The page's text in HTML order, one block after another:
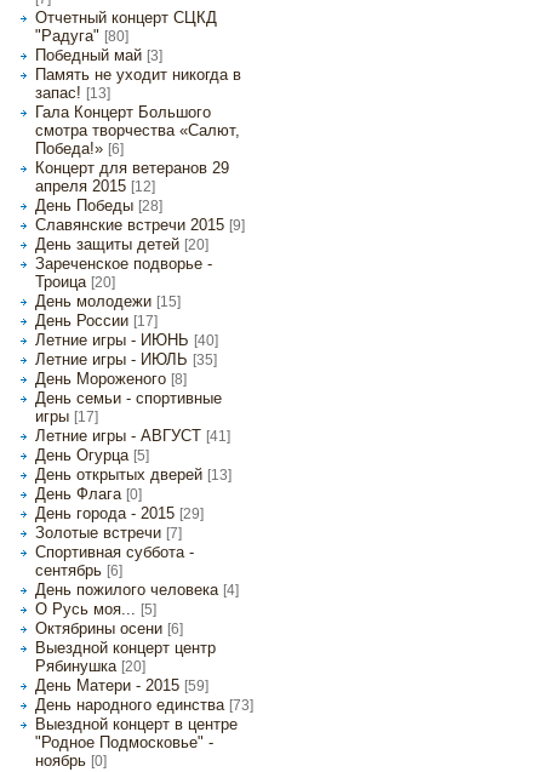
Отчетный концерт СЦКД
"Радуга" [80]
Победный май [3]
Память не уходит никогда в
запас! [13]
Гала Концерт Большого
смотра творчества «Салют,
Победа!» [6]
Концерт для ветеранов 29
апреля 2015 [12]
День Победы [28]
Славянские встречи 2015 [9]
День защиты детей [20]
Зареченское подворье -
Троица [20]
День молодежи [15]
День России [17]
Летние игры - ИЮНЬ [40]
Летние игры - ИЮЛЬ [35]
День Мороженого [8]
День семьи - спортивные
игры [17]
Летние игры - АВГУСТ [41]
День Огурца [5]
День открытых дверей [13]
День Флага [0]
День города - 2015 [29]
Золотые встречи [7]
Спортивная суббота -
сентябрь [6]
День пожилого человека [4]
О Русь моя... [5]
Октябрины осени [6]
Выездной концерт центр
Рябинушка [20]
День Матери - 2015 [59]
День народного единства [73]
Выездной концерт в центре
"Родное Подмосковье" -
ноябрь [0]